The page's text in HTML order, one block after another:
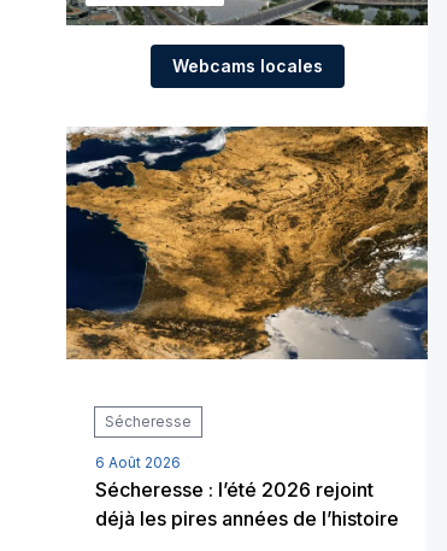
Webcams locales
Sécheresse
6 Août 2026
Sécheresse : l’été 2026 rejoint
déjà les pires années de l’histoire